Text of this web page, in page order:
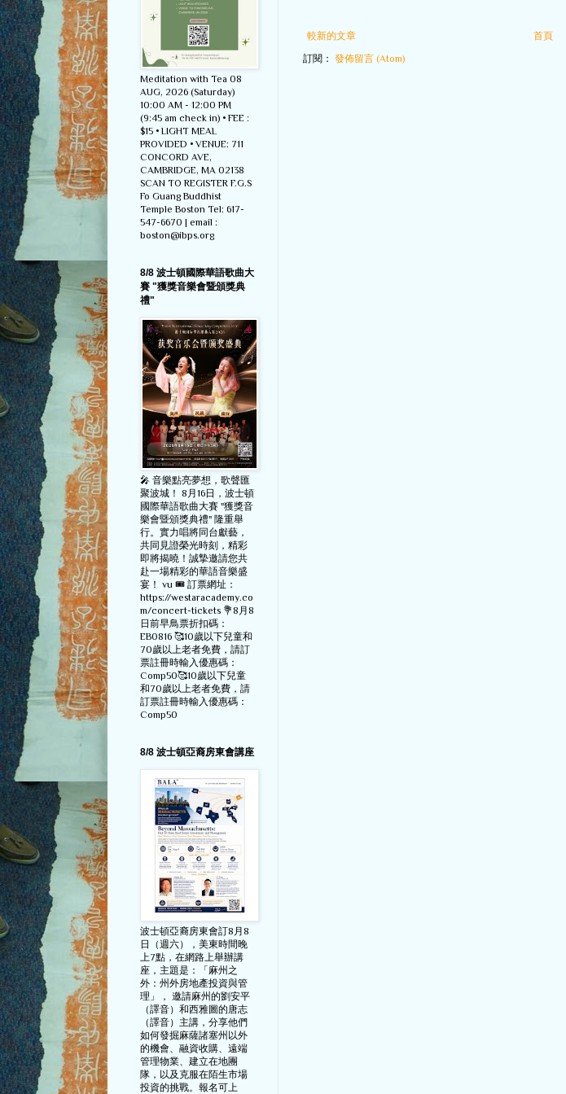
較新的文章
首頁
訂閱： 發佈留言 (Atom)
Meditation with Tea 08
AUG, 2026 (Saturday)
10:00 AM - 12:00 PM
(9:45 am check in) • FEE :
$15 • LIGHT MEAL
PROVIDED • VENUE: 711
CONCORD AVE,
CAMBRIDGE, MA 02138
SCAN TO REGISTER F.G.S
Fo Guang Buddhist
Temple Boston Tel: 617-
547-6670 | email :
boston@ibps.org
8/8 波士頓國際華語歌曲大
賽 "獲獎音樂會暨頒獎典
禮"
🎤 音樂點亮夢想，歌聲匯
聚波城！ 8月16日，波士頓
國際華語歌曲大賽 "獲獎音
樂會暨頒獎典禮" 隆重舉
行。實力唱將同台獻藝，
共同見證榮光時刻，精彩
即將揭曉！誠摯邀請您共
赴一場精彩的華語音樂盛
宴！ vu 🎟️ 訂票網址：
https://westaracademy.co
m/concert-tickets 💐8月8
日前早鳥票折扣碼：
EB0816 🥰10歲以下兒童和
70歲以上老者免費，請訂
票註冊時輸入優惠碼：
Comp50🥰10歲以下兒童
和70歲以上老者免費，請
訂票註冊時輸入優惠碼：
Comp50
8/8 波士頓亞裔房東會講座
波士頓亞裔房東會訂8月8
日（週六），美東時間晚
上7點，在網路上舉辦講
座，主題是：「麻州之
外：州外房地產投資與管
理」， 邀請麻州的劉安平
（譯音）和西雅圖的唐志
（譯音）主講，分享他們
如何發掘麻薩諸塞州以外
的機會、融資收購、遠端
管理物業、建立在地團
隊，以及克服在陌生市場
投資的挑戰。報名可上